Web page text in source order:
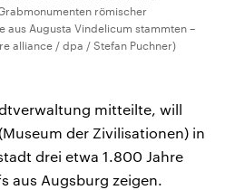
römischer
Augusta Vindelicum stammten –
alliance / dpa / Stefan Puchner)
mitteilte, will
der Zivilisationen) in
drei etwa 1.800 Jahre
aus Augsburg zeigen.